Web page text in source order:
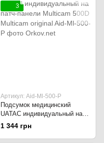
3
Артикул: Aid-Ml-500-P
Подсумок медицинский
UATAC индивидуальный на
патч-панели Multicam 500D
Multicam original
1 344 грн